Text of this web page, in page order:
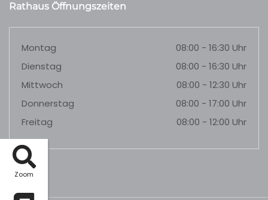
Zoom
Rathaus Öffnungszeiten
Montag
08:00 - 16:30 Uhr
Dienstag
08:00 - 16:30 Uhr
Mittwoch
08:00 - 12:30 Uhr
Donnerstag
08:00 - 17:00 Uhr
Freitag
08:00 - 12:00 Uhr